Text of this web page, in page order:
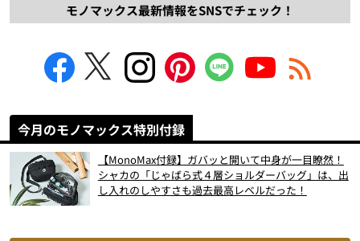
モノマックス最新情報をSNSでチェック！
今月のモノマックス特別付録
【MonoMax付録】ガバッと開いて中身が一目瞭然！
シャカの「じゃばら式４層ショルダーバッグ」は、出
し入れのしやすさも過去最高レベルだった！